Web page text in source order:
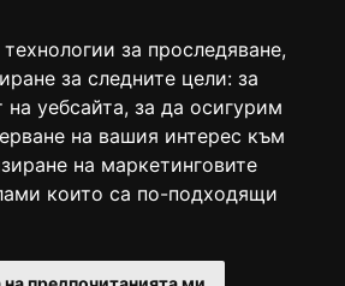
за проследяване,
за следните цели: за
уебсайта, за да осигурим
на вашия интерес към
на маркетинговите
които са по-подходящи